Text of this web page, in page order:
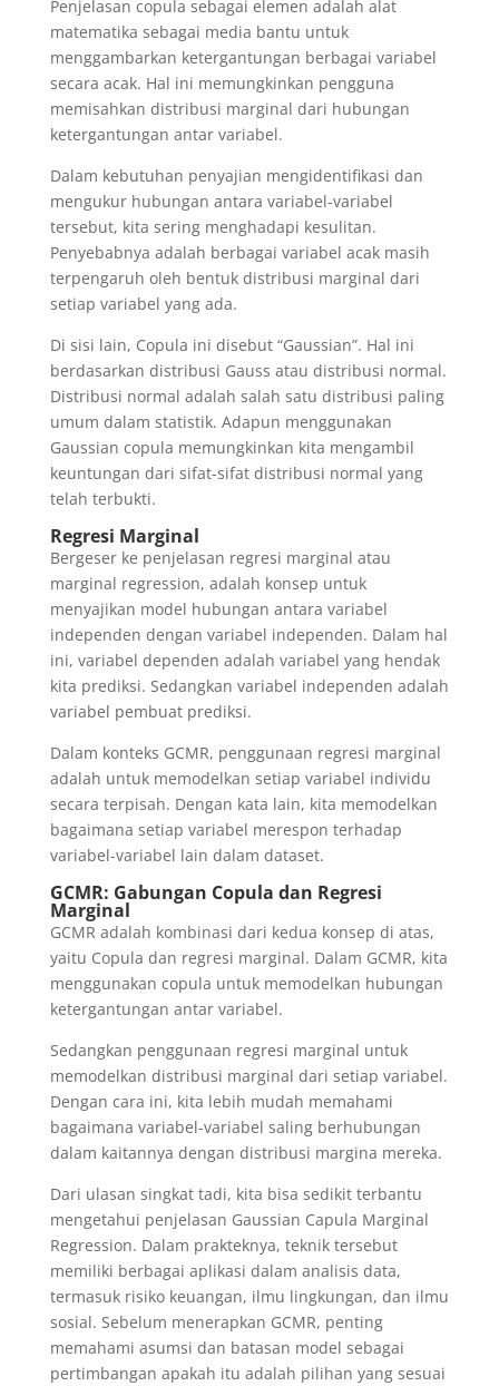
Penjelasan copula sebagai elemen adalah alat
matematika sebagai media bantu untuk
menggambarkan ketergantungan berbagai variabel
secara acak. Hal ini memungkinkan pengguna
memisahkan distribusi marginal dari hubungan
ketergantungan antar variabel.
Dalam kebutuhan penyajian mengidentifikasi dan
mengukur hubungan antara variabel-variabel
tersebut, kita sering menghadapi kesulitan.
Penyebabnya adalah berbagai variabel acak masih
terpengaruh oleh bentuk distribusi marginal dari
setiap variabel yang ada.
Di sisi lain, Copula ini disebut “Gaussian”. Hal ini
berdasarkan distribusi Gauss atau distribusi normal.
Distribusi normal adalah salah satu distribusi paling
umum dalam statistik. Adapun menggunakan
Gaussian copula memungkinkan kita mengambil
keuntungan dari sifat-sifat distribusi normal yang
telah terbukti.
Regresi Marginal
Bergeser ke penjelasan regresi marginal atau
marginal regression, adalah konsep untuk
menyajikan model hubungan antara variabel
independen dengan variabel independen. Dalam hal
ini, variabel dependen adalah variabel yang hendak
kita prediksi. Sedangkan variabel independen adalah
variabel pembuat prediksi.
Dalam konteks GCMR, penggunaan regresi marginal
adalah untuk memodelkan setiap variabel individu
secara terpisah. Dengan kata lain, kita memodelkan
bagaimana setiap variabel merespon terhadap
variabel-variabel lain dalam dataset.
GCMR: Gabungan Copula dan Regresi
Marginal
GCMR adalah kombinasi dari kedua konsep di atas,
yaitu Copula dan regresi marginal. Dalam GCMR, kita
menggunakan copula untuk memodelkan hubungan
ketergantungan antar variabel.
Sedangkan penggunaan regresi marginal untuk
memodelkan distribusi marginal dari setiap variabel.
Dengan cara ini, kita lebih mudah memahami
bagaimana variabel-variabel saling berhubungan
dalam kaitannya dengan distribusi margina mereka.
Dari ulasan singkat tadi, kita bisa sedikit terbantu
mengetahui penjelasan Gaussian Capula Marginal
Regression. Dalam prakteknya, teknik tersebut
memiliki berbagai aplikasi dalam analisis data,
termasuk risiko keuangan, ilmu lingkungan, dan ilmu
sosial. Sebelum menerapkan GCMR, penting
memahami asumsi dan batasan model sebagai
pertimbangan apakah itu adalah pilihan yang sesuai